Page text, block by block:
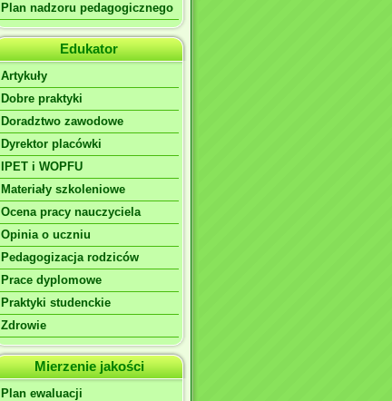
Plan nadzoru pedagogicznego
Edukator
Artykuły
Dobre praktyki
Doradztwo zawodowe
Dyrektor placówki
IPET i WOPFU
Materiały szkoleniowe
Ocena pracy nauczyciela
Opinia o uczniu
Pedagogizacja rodziców
Prace dyplomowe
Praktyki studenckie
Zdrowie
Mierzenie jakości
Plan ewaluacji